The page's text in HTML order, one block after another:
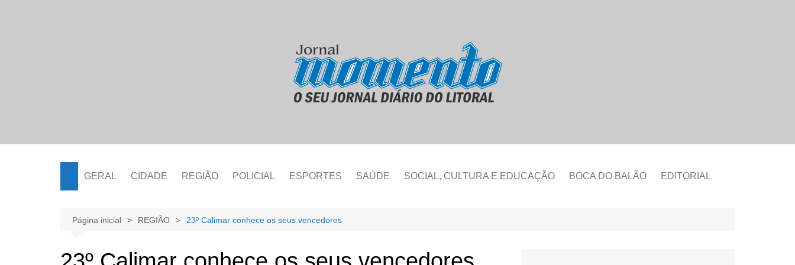
GERAL CIDADE REGIÃO POLICIAL ESPORTES SAÚDE SOCIAL, CULTURA E EDUCAÇÃO BOCA DO BALÃO EDITORIAL
Página inicial REGIÃO 23º Calimar conhece os seus vencedores